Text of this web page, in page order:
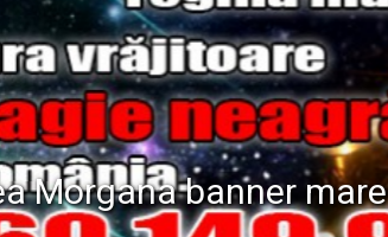
Morgana banner mare